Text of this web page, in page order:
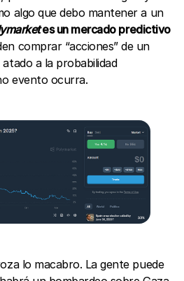
algo que debo mantener a un
es un mercado predictivo
comprar “acciones” de un
a la probabilidad
evento ocurra.
lo macabro. La gente puede